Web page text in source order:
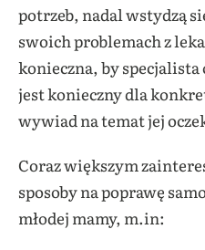
potrzeb, nadal wstydzą
swoich problemach z
konieczna, by
jest konieczny dla
wywiad na temat jej
Coraz większym
sposoby na poprawę
młodej mamy, m.in: